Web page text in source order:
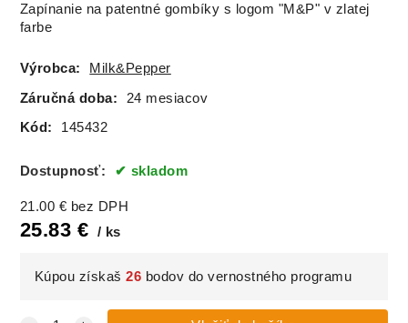
Zapínanie na patentné gombíky s logom "M&P" v zlatej
farbe
Výrobca: Milk&Pepper
Záručná doba: 24 mesiacov
Kód: 145432
Dostupnosť: skladom
21.00 € bez DPH
25.83 € ks
Kúpou získaš26 bodov do vernostného programu